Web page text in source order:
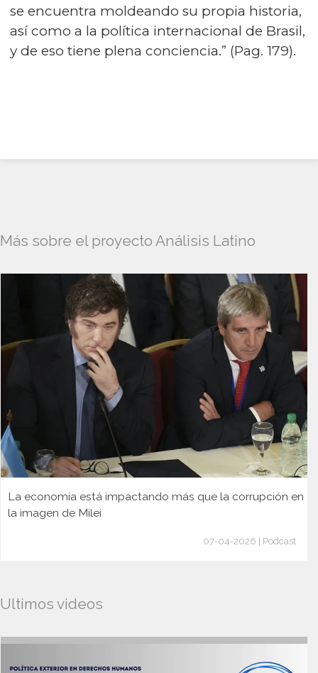
se encuentra moldeando su propia historia,
así como a la política internacional de Brasil,
y de eso tiene plena conciencia.” (Pag. 179).
Más sobre el proyecto Análisis Latino
La economía está impactando más que la corrupción en
la imagen de Milei
07-04-2026 | Podcast
Ultimos videos